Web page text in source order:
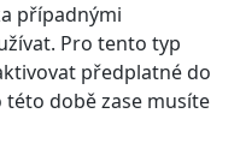
případnými
Pro tento typ
předplatné do
této době zase musíte